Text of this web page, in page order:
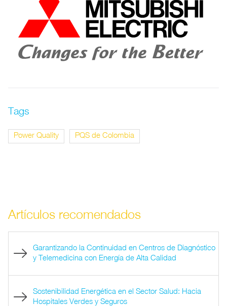
Tags
Power Quality PQS de Colombia
Artículos recomendados
Garantizando la Continuidad en Centros de Diagnóstico
y Telemedicina con Energía de Alta Calidad
Sostenibilidad Energética en el Sector Salud: Hacia
Hospitales Verdes y Seguros